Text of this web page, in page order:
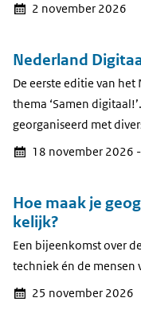
2 november 2026
Nederland
De eerste editie van
thema ‘Samen
georganiseerd met
18 november 2026
Hoe maak je
kelijk?
Een bijeenkomst over
techniek én de
25 november 2026